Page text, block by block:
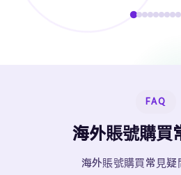
FAQ
海外賬號購買
海外賬號購買常見疑